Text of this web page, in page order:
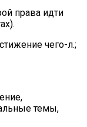
права идти
чего-л.;
темы,